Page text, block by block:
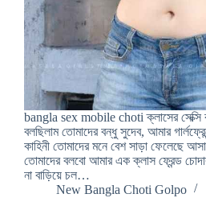
bangla sex mobile choti ক্লাসের সেক্সি
বলছিলাম তোমাদের বন্ধু সুদেব, আমার
কাহিনী তোমাদের মনে বেশ সাড়া ফেলেছে
তোমাদের বলবো আমার এক ক্লাস ফ্রেন্ড
না বাড়িয়ে চল…
New Bangla Choti Golpo